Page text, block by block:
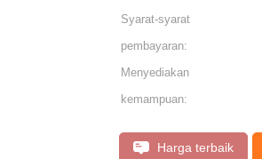
Syarat-syarat
pembayaran:
Menyediakan
kemampuan:
Harga terbaik